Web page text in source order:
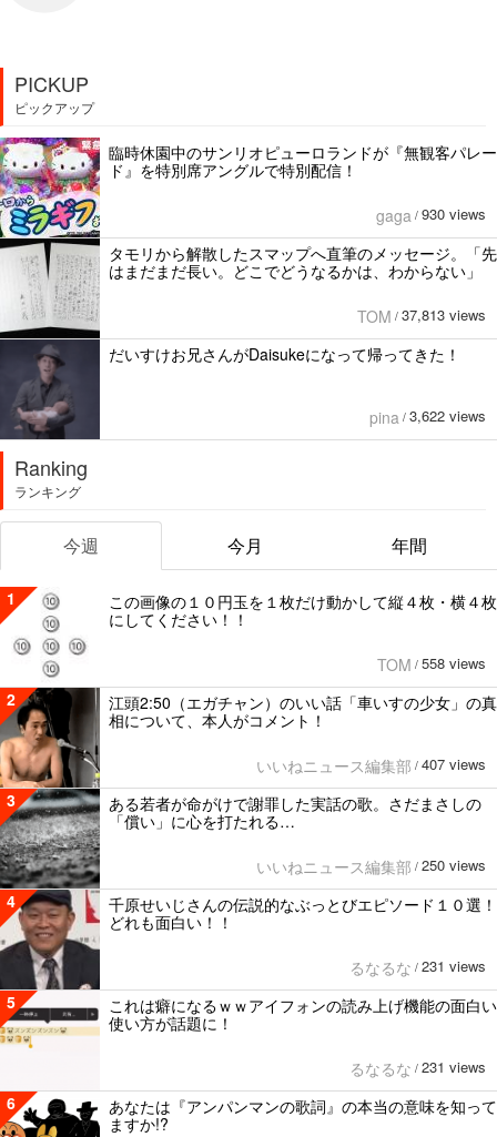
PICKUP
ピックアップ
臨時休園中のサンリオピューロランドが『無観客パレー
ド』を特別席アングルで特別配信！
gaga / 930 views
タモリから解散したスマップへ直筆のメッセージ。「先
はまだまだ長い。どこでどうなるかは、わからない」
TOM / 37,813 views
だいすけお兄さんがDaisukeになって帰ってきた！
pina / 3,622 views
Ranking
ランキング
今週 今月 年間
1
この画像の１０円玉を１枚だけ動かして縦４枚・横４枚
にしてください！！
TOM / 558 views
2
江頭2:50（エガチャン）のいい話「車いすの少女」の真
相について、本人がコメント！
いいねニュース編集部 / 407 views
3
ある若者が命がけで謝罪した実話の歌。さだまさしの
「償い」に心を打たれる…
いいねニュース編集部 / 250 views
4
千原せいじさんの伝説的なぶっとびエピソード１０選！
どれも面白い！！
るなるな / 231 views
5
これは癖になるｗｗアイフォンの読み上げ機能の面白い
使い方が話題に！
るなるな / 231 views
6
あなたは『アンパンマンの歌詞』の本当の意味を知って
ますか!?